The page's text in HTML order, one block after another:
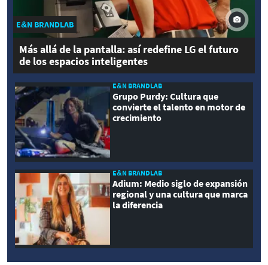
E&N BRANDLAB
Más allá de la pantalla: así redefine LG el futuro
de los espacios inteligentes
E&N BRANDLAB
Grupo Purdy: Cultura que
convierte el talento en motor de
crecimiento
E&N BRANDLAB
Adium: Medio siglo de expansión
regional y una cultura que marca
la diferencia